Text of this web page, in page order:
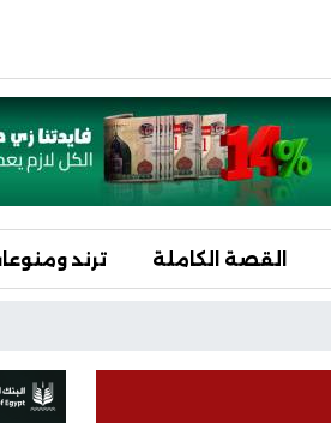
القصة الكاملة ترند